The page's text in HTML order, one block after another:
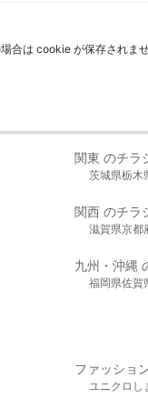
合は cookie が保存されま
関東 のチラ
茨城県栃木
関西 のチラ
滋賀県京都
九州・沖縄
福岡県佐賀
ファッショ
ユニクロ し